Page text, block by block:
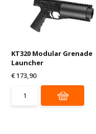
KT320 Modular Grenade
Launcher
€ 173,90